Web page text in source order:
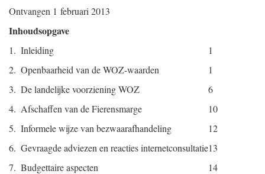
Ontvangen 1 februari 2013
Inhoudsopgave
1. Inleiding
1
2. Openbaarheid van de WOZ-waarden
1
3. De landelijke voorziening WOZ
6
4. Afschaffen van de Fierensmarge
10
5. Informele wijze van bezwaarafhandeling
12
6. Gevraagde adviezen en reacties internetconsultatie13
7. Budgettaire aspecten
14